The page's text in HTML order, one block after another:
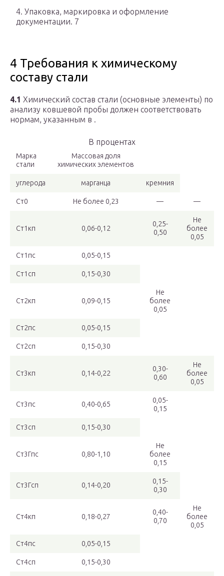
4. Упаковка, маркировка и оформление
документации. 7
4 Требования к химическому
составу стали
4.1 Химический состав стали (основные элементы) по
анализу ковшевой пробы должен соответствовать
нормам, указанным в .
В процентах
Марка
стали
Массовая доля
химических элементов
углерода марганца кремния
Ст0 Не более 0,23 — —
Ст1кп 0,06-0,12
0,25-
0,50
Не
более
0,05
Ст1пс 0,05-0,15
Ст1сп 0,15-0,30
Ст2кп 0,09-0,15
Не
более
0,05
Ст2пс 0,05-0,15
Ст2сп 0,15-0,30
Ст3кп 0,14-0,22
0,30-
0,60
Не
более
0,05
Ст3пс 0,40-0,65
0,05-
0,15
Ст3сп 0,15-0,30
Ст3Гпс 0,80-1,10
Не
более
0,15
Ст3Гсп 0,14-0,20
0,15-
0,30
Ст4кп 0,18-0,27
0,40-
0,70
Не
более
0,05
Ст4пс 0,05-0,15
Ст4сп 0,15-0,30